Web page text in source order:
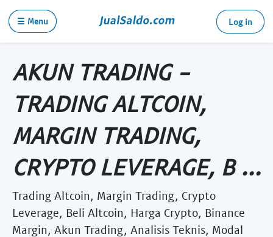
☰ Menu Log in
AKUN TRADING -
TRADING ALTCOIN,
MARGIN TRADING,
CRYPTO LEVERAGE, B ...
Trading Altcoin, Margin Trading, Crypto
Leverage, Beli Altcoin, Harga Crypto, Binance
Margin, Akun Trading, Analisis Teknis, Modal